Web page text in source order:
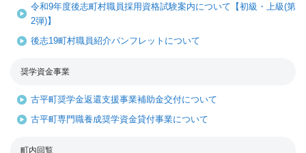
令和9年度後志町村職員採用資格試験案内について【初級・上級(第
2弾)】
後志19町村職員紹介パンフレットについて
奨学資金事業
古平町奨学金返還支援事業補助金交付について
古平町専門職養成奨学資金貸付事業について
町内回覧